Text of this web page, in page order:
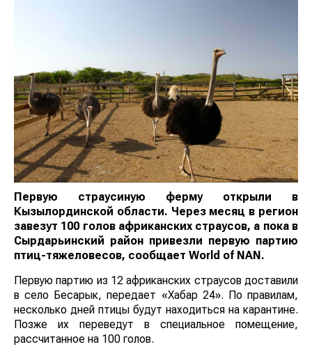
Первую страусиную ферму открыли в
Кызылординской области. Через месяц в регион
завезут 100 голов африканских страусов, а пока в
Сырдарьинский район привезли первую партию
птиц-тяжеловесов, сообщает World of NAN.
Первую партию из 12 африканских страусов доставили
в село Бесарык, передает «Хабар 24». По правилам,
несколько дней птицы будут находиться на карантине.
Позже их переведут в специальное помещение,
рассчитанное на 100 голов.